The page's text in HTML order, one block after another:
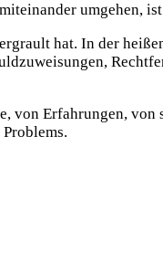
umgehen,
hat. In der
Erfahrungen,